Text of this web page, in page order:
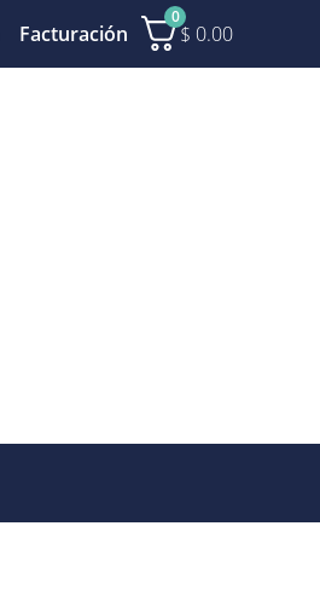
Facturación
0
$ 0.00